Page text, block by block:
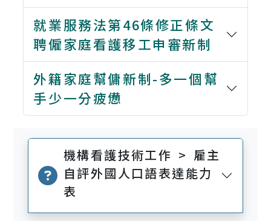
就業服務法第46條修正條文
聘僱家庭看護移工申審新制
外籍家庭幫傭新制-多一個幫
手少一分疲憊
機構看護技術工作 > 雇主
自評外國人口語表達能力
表